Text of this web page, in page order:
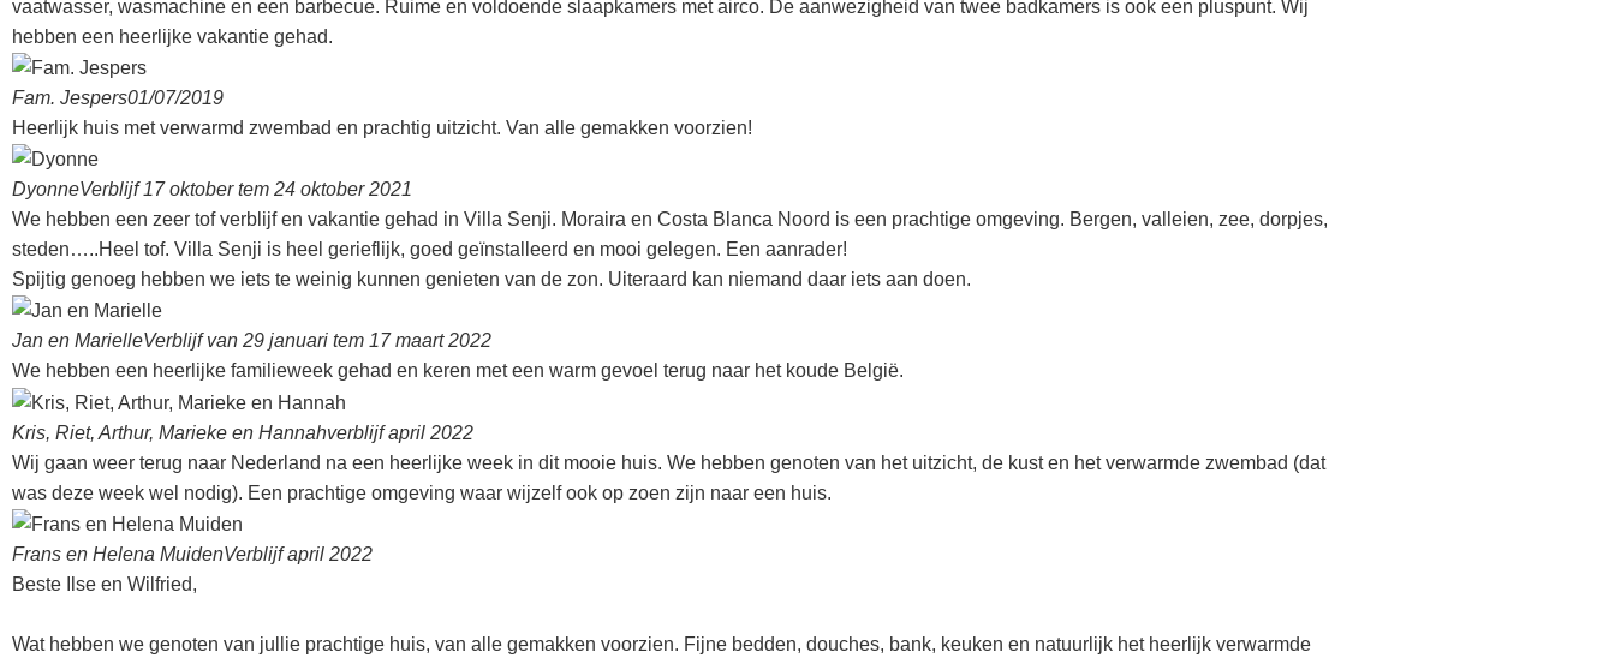
vaatwasser, wasmachine en een barbecue. Ruime en voldoende slaapkamers met airco. De aanwezigheid van twee badkamers is ook een pluspunt. Wij
hebben een heerlijke vakantie gehad.
Fam. Jespers01/07/2019
Heerlijk huis met verwarmd zwembad en prachtig uitzicht. Van alle gemakken voorzien!
DyonneVerblijf 17 oktober tem 24 oktober 2021
We hebben een zeer tof verblijf en vakantie gehad in Villa Senji. Moraira en Costa Blanca Noord is een prachtige omgeving. Bergen, valleien, zee, dorpjes,
steden…..Heel tof. Villa Senji is heel gerieflijk, goed geïnstalleerd en mooi gelegen. Een aanrader!
Spijtig genoeg hebben we iets te weinig kunnen genieten van de zon. Uiteraard kan niemand daar iets aan doen.
Jan en MarielleVerblijf van 29 januari tem 17 maart 2022
We hebben een heerlijke familieweek gehad en keren met een warm gevoel terug naar het koude België.
Kris, Riet, Arthur, Marieke en Hannahverblijf april 2022
Wij gaan weer terug naar Nederland na een heerlijke week in dit mooie huis. We hebben genoten van het uitzicht, de kust en het verwarmde zwembad (dat
was deze week wel nodig). Een prachtige omgeving waar wijzelf ook op zoen zijn naar een huis.
Frans en Helena MuidenVerblijf april 2022
Beste Ilse en Wilfried,
Wat hebben we genoten van jullie prachtige huis, van alle gemakken voorzien. Fijne bedden, douches, bank, keuken en natuurlijk het heerlijk verwarmde